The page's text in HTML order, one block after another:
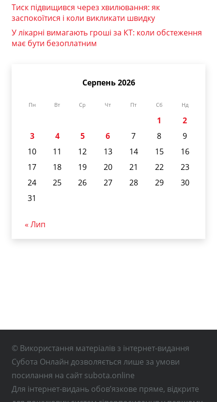
Тиск підвищився через хвилювання: як
заспокоїтися і коли викликати швидку
У лікарні вимагають гроші за КТ: коли обстеження
має бути безоплатним
Серпень 2026
Пн Вт Ср Чт Пт Сб Нд
1
2
3
4 5 6 7 8
9
10
11 12 13 14 15
16
17
18 19 20 21 22
23
24
25 26 27 28 29
30
31
« Лип
© Використання матеріалів з інтернет-видання
Субота Онлайн дозволяється лише за умови
посилання на сайт subota.online
Для інтернет-видань обов’язкове пряме, відкрите